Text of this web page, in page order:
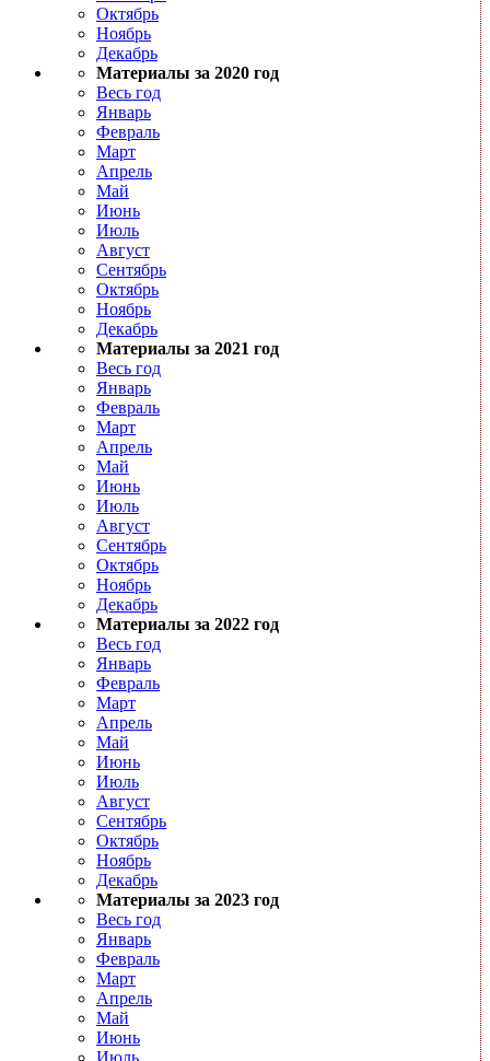
Октябрь
Ноябрь
Декабрь
Материалы за 2020 год
Весь год
Январь
Февраль
Март
Апрель
Май
Июнь
Июль
Август
Сентябрь
Октябрь
Ноябрь
Декабрь
Материалы за 2021 год
Весь год
Январь
Февраль
Март
Апрель
Май
Июнь
Июль
Август
Сентябрь
Октябрь
Ноябрь
Декабрь
Материалы за 2022 год
Весь год
Январь
Февраль
Март
Апрель
Май
Июнь
Июль
Август
Сентябрь
Октябрь
Ноябрь
Декабрь
Материалы за 2023 год
Весь год
Январь
Февраль
Март
Апрель
Май
Июнь
Июль